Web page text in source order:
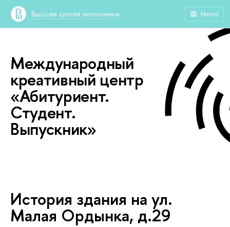
Высшая школа экономики Меню
Международный
креативный центр
«Абитуриент.
Студент.
Выпускник»
История здания на ул.
Малая Ордынка, д.29